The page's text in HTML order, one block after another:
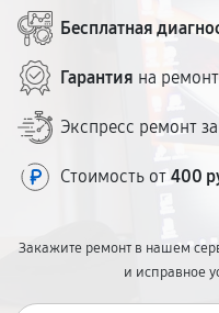
Бесплатная
Гарантия на
Экспресс ремонт за
Стоимость от 400
Закажите ремонт в нашем
и исправное